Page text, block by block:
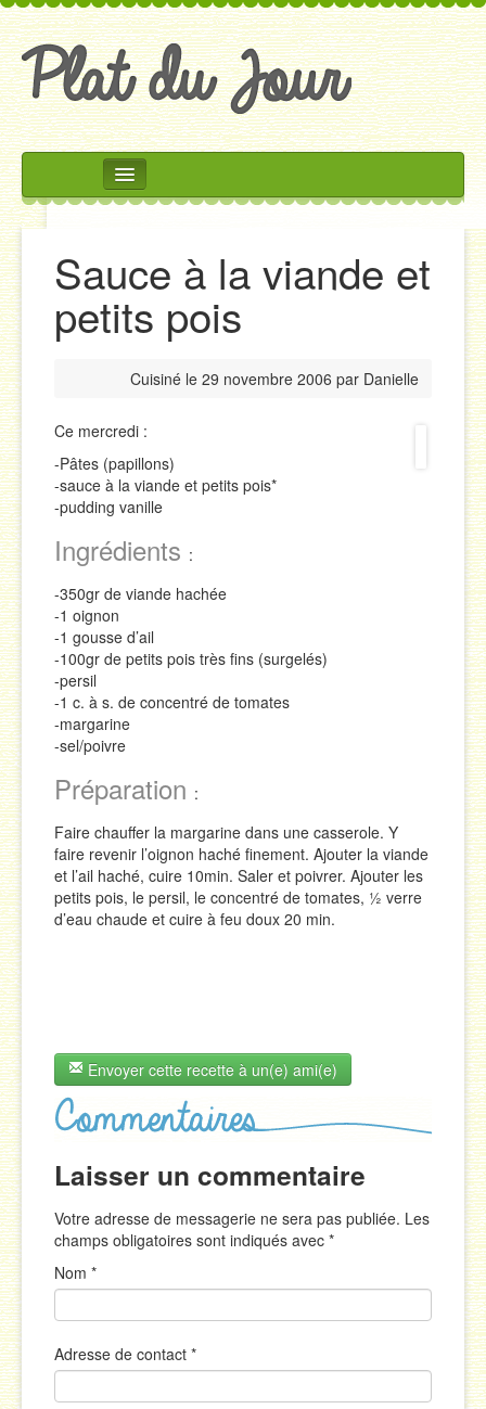
Rechercher
Accueil
Accompagnements
Plats
Salades
Sauces
Soupes & Potages
Trucs & Astuces
Sauce à la viande et
petits pois
Cuisiné le 29 novembre 2006 par Danielle
Ce mercredi :
-Pâtes (papillons)
-sauce à la viande et petits pois*
-pudding vanille
Ingrédients :
-350gr de viande hachée
-1 oignon
-1 gousse d’ail
-100gr de petits pois très fins (surgelés)
-persil
-1 c. à s. de concentré de tomates
-margarine
-sel/poivre
Préparation :
Faire chauffer la margarine dans une casserole. Y
faire revenir l’oignon haché finement. Ajouter la viande
et l’ail haché, cuire 10min. Saler et poivrer. Ajouter les
petits pois, le persil, le concentré de tomates, ½ verre
d’eau chaude et cuire à feu doux 20 min.
Envoyer cette recette à un(e) ami(e)
Laisser un commentaire
Votre adresse de messagerie ne sera pas publiée. Les
champs obligatoires sont indiqués avec *
Nom *
Adresse de contact *